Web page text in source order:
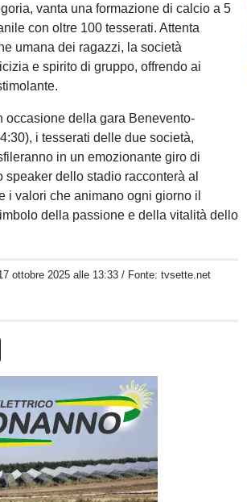
vanta una formazione di calcio a 5
con oltre 100 tesserati. Attenta
umana dei ragazzi, la società
e spirito di gruppo, offrendo ai
occasione della gara Benevento-
i tesserati delle due società,
in un emozionante giro di
speaker dello stadio racconterà al
i valori che animano ogni giorno il
della passione e della vitalità dello
ottobre 2025 alle 13:33 / Fonte: tvsette.net